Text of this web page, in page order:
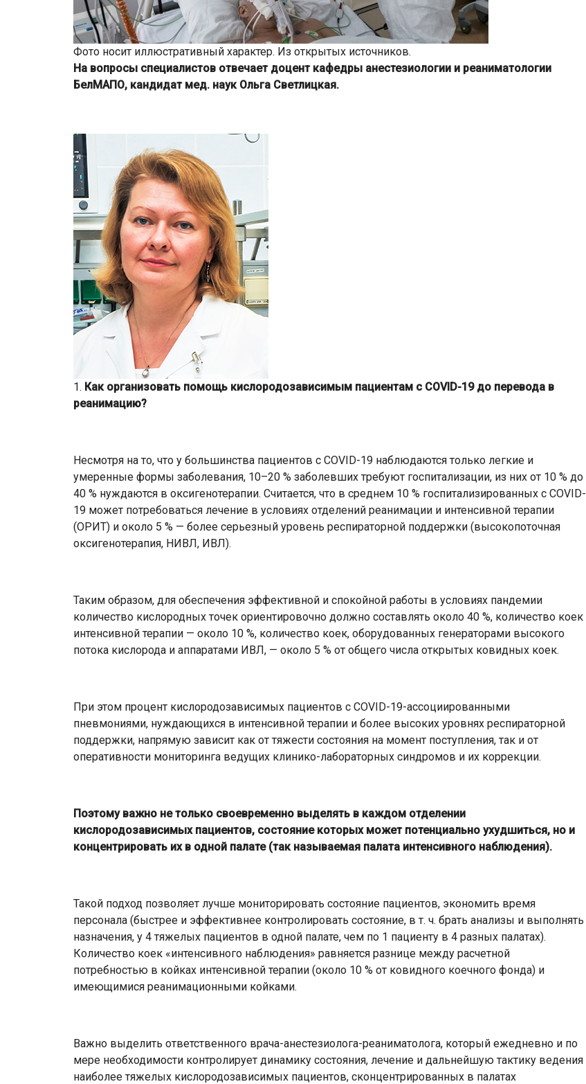
Фото носит иллюстративный характер. Из открытых источников.
На вопросы специалистов отвечает доцент кафедры анестезиологии и реаниматологии
БелМАПО, кандидат мед. наук Ольга Светлицкая.
1. Как организовать помощь кислородозависимым пациентам с COVID-19 до перевода в
реанимацию?
Несмотря на то, что у большинства пациентов с COVID-19 наблюдаются только легкие и
умеренные формы заболевания, 10–20 % заболевших требуют госпитализации, из них от 10 % до
40 % нуждаются в оксигенотерапии. Считается, что в среднем 10 % госпитализированных с COVID-
19 может потребоваться лечение в условиях отделений реанимации и интенсивной терапии
(ОРИТ) и около 5 % — более серьезный уровень респираторной поддержки (высокопоточная
оксигенотерапия, НИВЛ, ИВЛ).
Таким образом, для обеспечения эффективной и спокойной работы в условиях пандемии
количество кислородных точек ориентировочно должно составлять около 40 %, количество коек
интенсивной терапии — около 10 %, количество коек, оборудованных генераторами высокого
потока кислорода и аппаратами ИВЛ, — около 5 % от общего числа открытых ковидных коек.
При этом процент кислородозависимых пациентов с COVID-19-ассоциированными
пневмониями, нуждающихся в интенсивной терапии и более высоких уровнях респираторной
поддержки, напрямую зависит как от тяжести состояния на момент поступления, так и от
оперативности мониторинга ведущих клинико-лабораторных синдромов и их коррекции.
Поэтому важно не только своевременно выделять в каждом отделении
кислородозависимых пациентов, состояние которых может потенциально ухудшиться, но и
концентрировать их в одной палате (так называемая палата интенсивного наблюдения).
Такой подход позволяет лучше мониторировать состояние пациентов, экономить время
персонала (быстрее и эффективнее контролировать состояние, в т. ч. брать анализы и выполнять
назначения, у 4 тяжелых пациентов в одной палате, чем по 1 пациенту в 4 разных палатах).
Количество коек «интенсивного наблюдения» равняется разнице между расчетной
потребностью в койках интенсивной терапии (около 10 % от ковидного коечного фонда) и
имеющимися реанимационными койками.
Важно выделить ответственного врача-анестезиолога-реаниматолога, который ежедневно и по
мере необходимости контролирует динамику состояния, лечение и дальнейшую тактику ведения
наиболее тяжелых кислородозависимых пациентов, сконцентрированных в палатах